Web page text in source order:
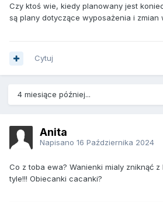
Czy ktoś wie, kiedy planowany jest
są plany dotyczące wyposażenia i zmian
Cytuj
4 miesiące później...
Anita
Napisano 16 Października 2024
Co z toba ewa? Wanienki mialy zniknąć
tyle!!! Obiecanki cacanki?